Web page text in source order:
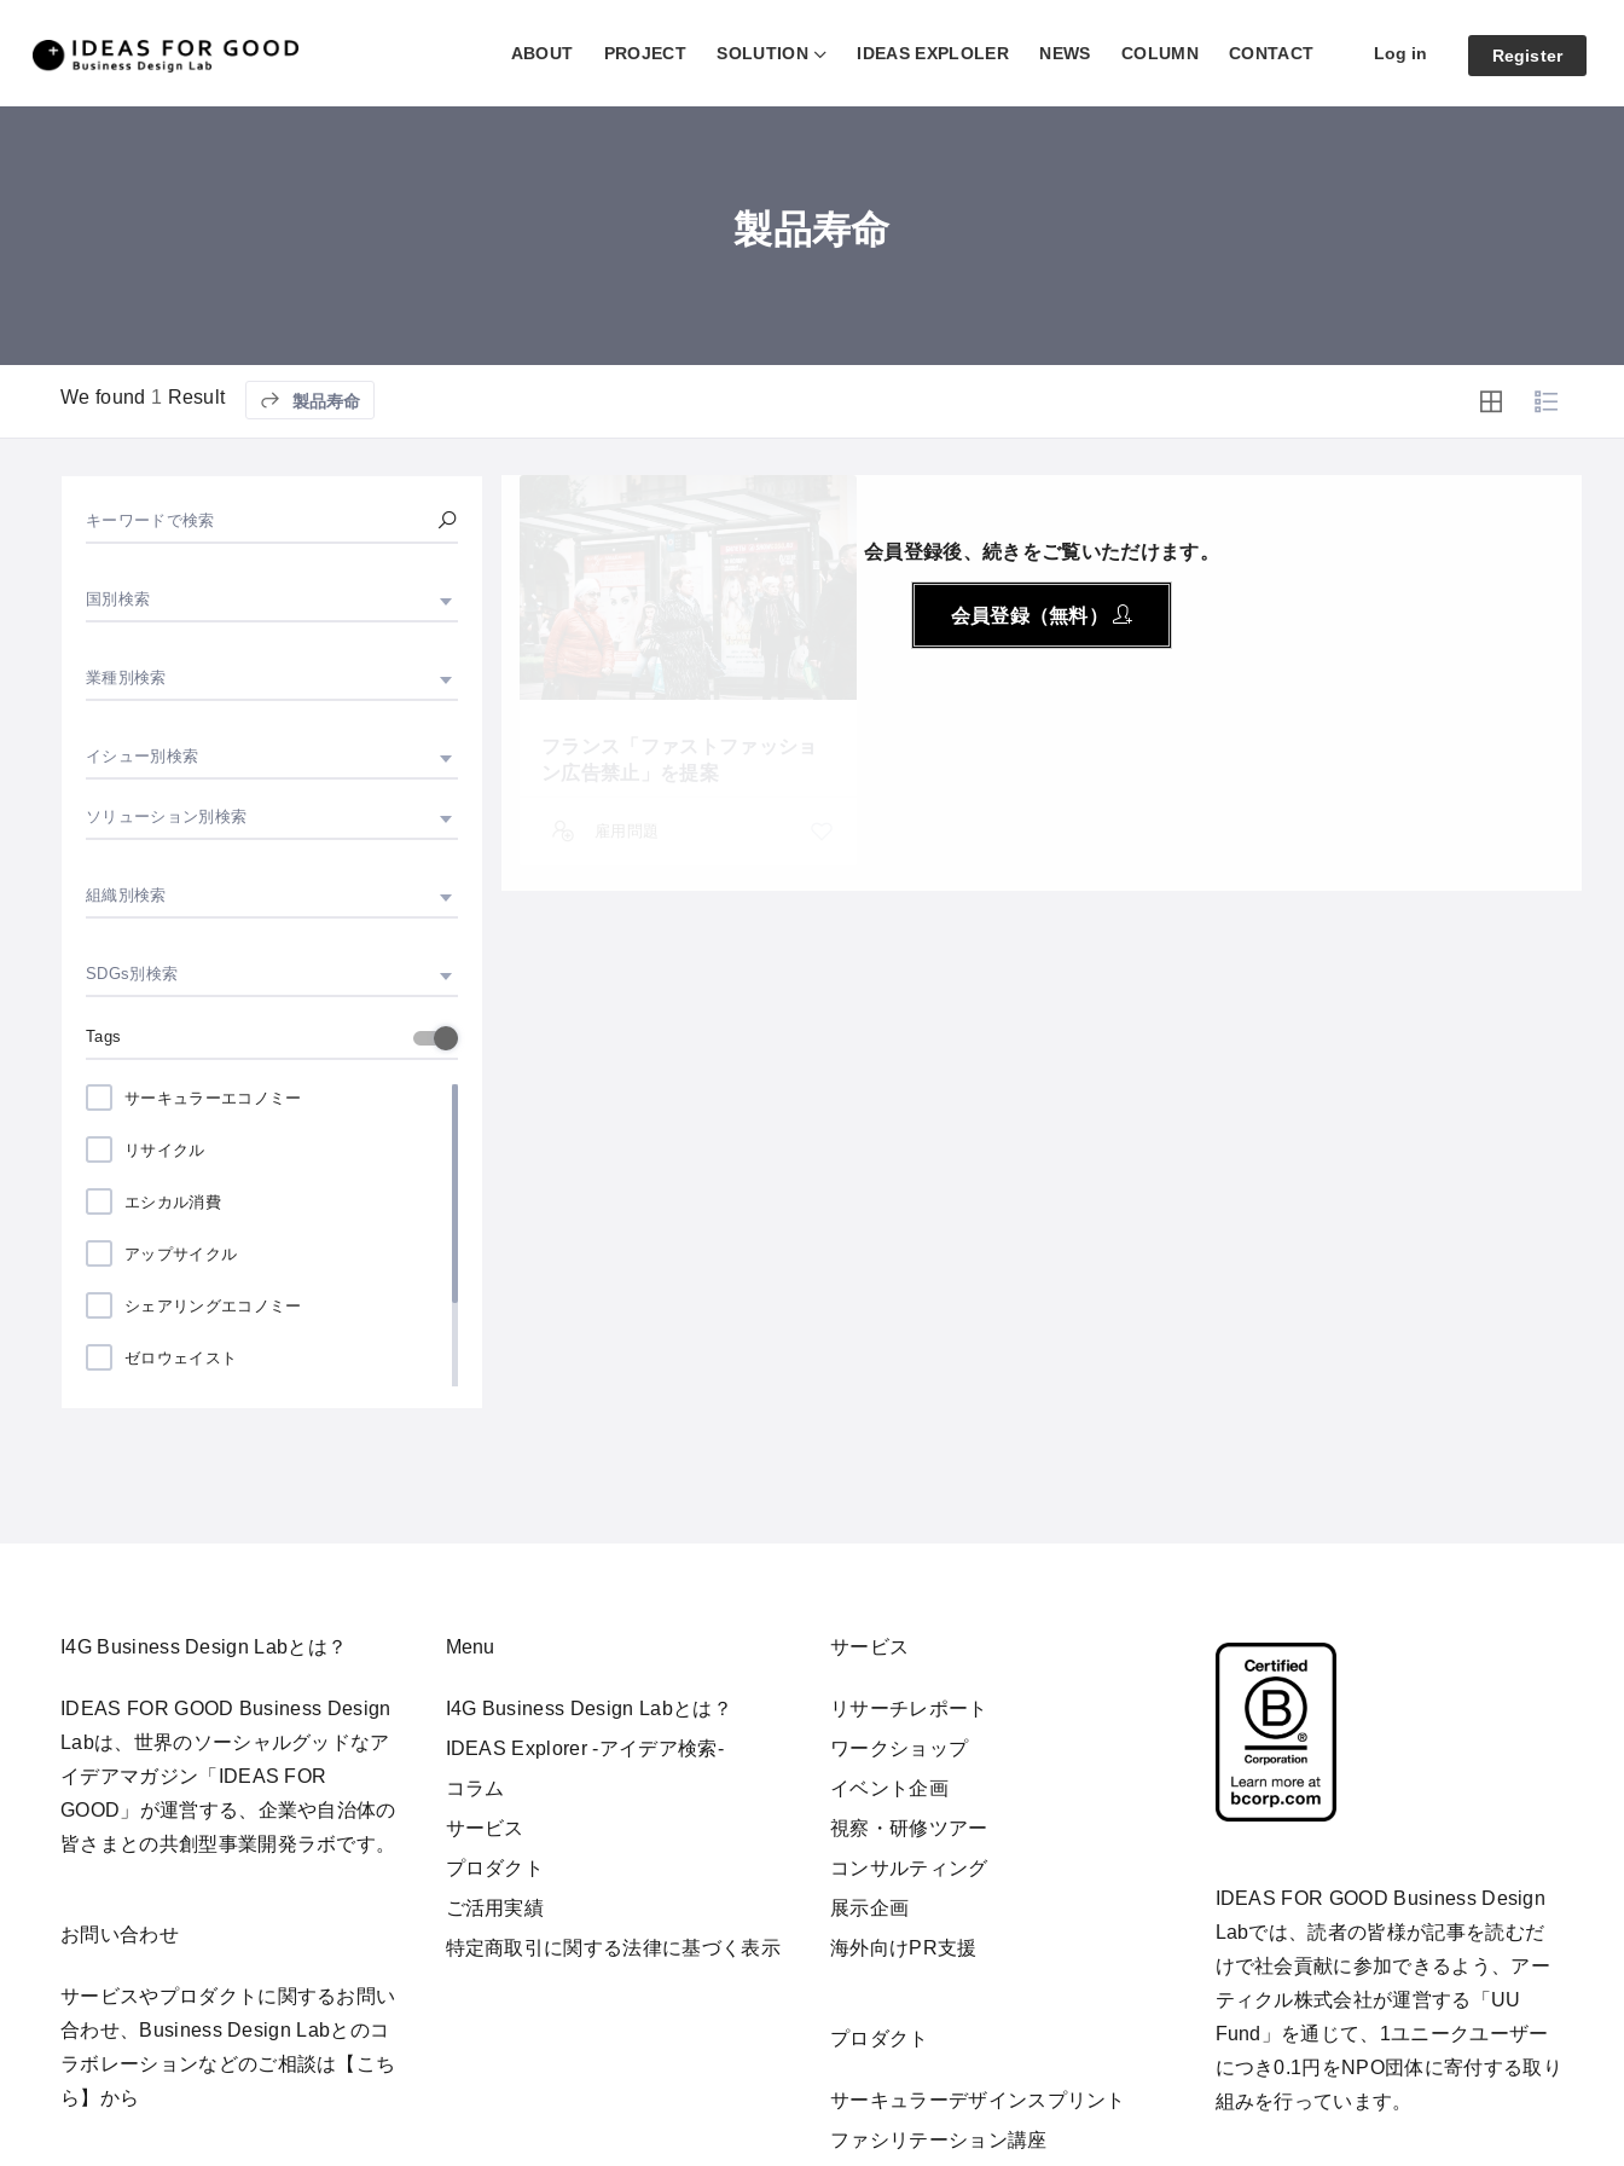
ABOUT PROJECT SOLUTION IDEAS EXPLOLER NEWS COLUMN CONTACT Log in Register
製品寿命
We found 1 Result 製品寿命
キーワードで検索
国別検索
業種別検索
イシュー別検索
ソリューション別検索
組織別検索
SDGs別検索
Tags
サーキュラーエコノミー
リサイクル
エシカル消費
アップサイクル
シェアリングエコノミー
ゼロウェイスト
会員登録後、続きをご覧いただけます。
会員登録（無料）
I4G Business Design Labとは？
IDEAS FOR GOOD Business Design
Labは、世界のソーシャルグッドなア
イデアマガジン「IDEAS FOR
GOOD」が運営する、企業や自治体の
皆さまとの共創型事業開発ラボです。
お問い合わせ
サービスやプロダクトに関するお問い
合わせ、Business Design Labとのコ
ラボレーションなどのご相談は 【こち
ら】 から
Menu
I4G Business Design Labとは？
IDEAS Explorer -アイデア検索-
コラム
サービス
プロダクト
ご活用実績
特定商取引に関する法律に基づく表示
サービス
リサーチレポート
ワークショップ
イベント企画
視察・研修ツアー
コンサルティング
展示企画
海外向けPR支援
プロダクト
サーキュラーデザインスプリント
ファシリテーション講座
IDEAS FOR GOOD Business Design
Labでは、読者の皆様が記事を読むだ
けで社会貢献に参加できるよう、アー
ティクル株式会社が運営する「 UU
Fund 」を通じて、1ユニークユーザー
につき0.1円をNPO団体に寄付する取り
組みを行っています。